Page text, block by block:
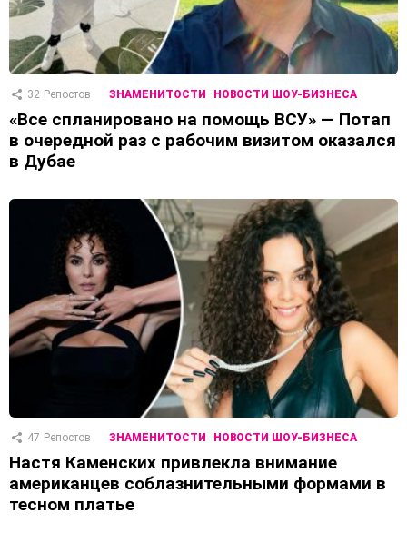
32 Репостов ЗНАМЕНИТОСТИ НОВОСТИ ШОУ-БИЗНЕСА
«Все спланировано на помощь ВСУ» — Потап
в очередной раз с рабочим визитом оказался
в Дубае
47 Репостов ЗНАМЕНИТОСТИ НОВОСТИ ШОУ-БИЗНЕСА
Настя Каменских привлекла внимание
американцев соблазнительными формами в
тесном платье